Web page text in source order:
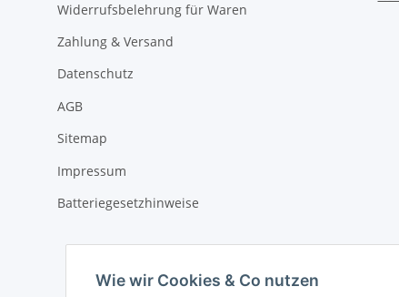
Widerrufsbelehrung für Waren
Zahlung & Versand
Datenschutz
AGB
Sitemap
Impressum
Batteriegesetzhinweise
Wie wir Cookies & Co nutzen